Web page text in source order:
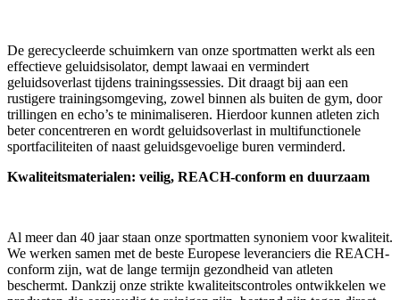
De gerecycleerde schuimkern van onze sportmatten werkt als een
effectieve geluidsisolator, dempt lawaai en vermindert
geluidsoverlast tijdens trainingssessies. Dit draagt bij aan een
rustigere trainingsomgeving, zowel binnen als buiten de gym, door
trillingen en echo’s te minimaliseren. Hierdoor kunnen atleten zich
beter concentreren en wordt geluidsoverlast in multifunctionele
sportfaciliteiten of naast geluidsgevoelige buren verminderd.
Kwaliteitsmaterialen: veilig, REACH-conform en duurzaam
Al meer dan 40 jaar staan onze sportmatten synoniem voor kwaliteit.
We werken samen met de beste Europese leveranciers die REACH-
conform zijn, wat de lange termijn gezondheid van atleten
beschermt. Dankzij onze strikte kwaliteitscontroles ontwikkelen we